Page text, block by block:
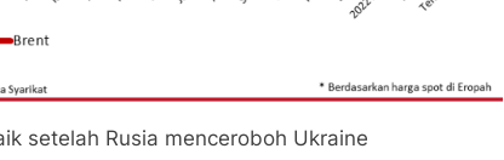
setelah Rusia menceroboh Ukraine